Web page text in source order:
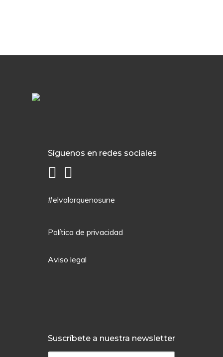
Síguenos en redes sociales
#elvalorquenosune
Política de privacidad
Aviso legal
Suscríbete a nuestra newsletter